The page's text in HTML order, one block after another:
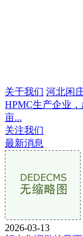
关于我们 河北闲
HPMC生产企业
亩...
关注我们
最新消息
2026-03-13